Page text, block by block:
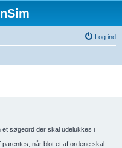
Log ind
et søgeord der skal udelukkes i
parentes, når blot et af ordene skal